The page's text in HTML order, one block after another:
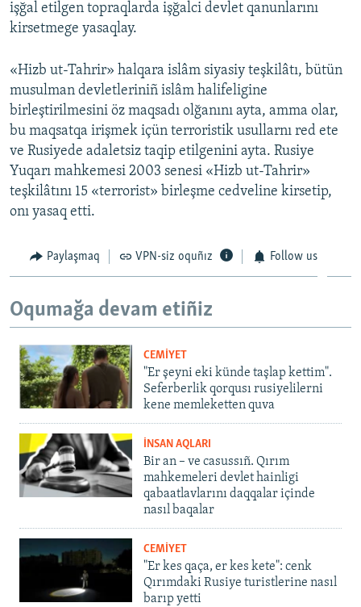
işğal etilgen topraqlarda işğalci devlet qanunlarını
kirsetmege yasaqlay.
«Hizb ut-Tahrir» halqara islâm siyasiy teşkilâtı, bütün
musulman devletleriniñ islâm halifeligine
birleştirilmesini öz maqsadı olğanını ayta, amma olar,
bu maqsatqa irişmek içün terroristik usullarnı red ete
ve Rusiyede adaletsiz taqip etilgenini ayta. Rusiye
Yuqarı mahkemesi 2003 senesi «Hizb ut-Tahrir»
teşkilâtını 15 «terrorist» birleşme cedveline kirsetip,
onı yasaq etti.
Paylaşmaq VPN-siz oquñız Follow us
Oqumağa devam etiñiz
CEMİYET
"Er şeyni eki künde taşlap kettim".
Seferberlik qorqusı rusiyelilerni
kene memleketten quva
İNSAN AQLARI
Bir an – ve casussıñ. Qırım
mahkemeleri devlet hainligi
qabaatlavlarını daqqalar içinde
nasıl baqalar
CEMİYET
"Er kes qaça, er kes kete": cenk
Qırımdaki Rusiye turistlerine nasıl
barıp yetti